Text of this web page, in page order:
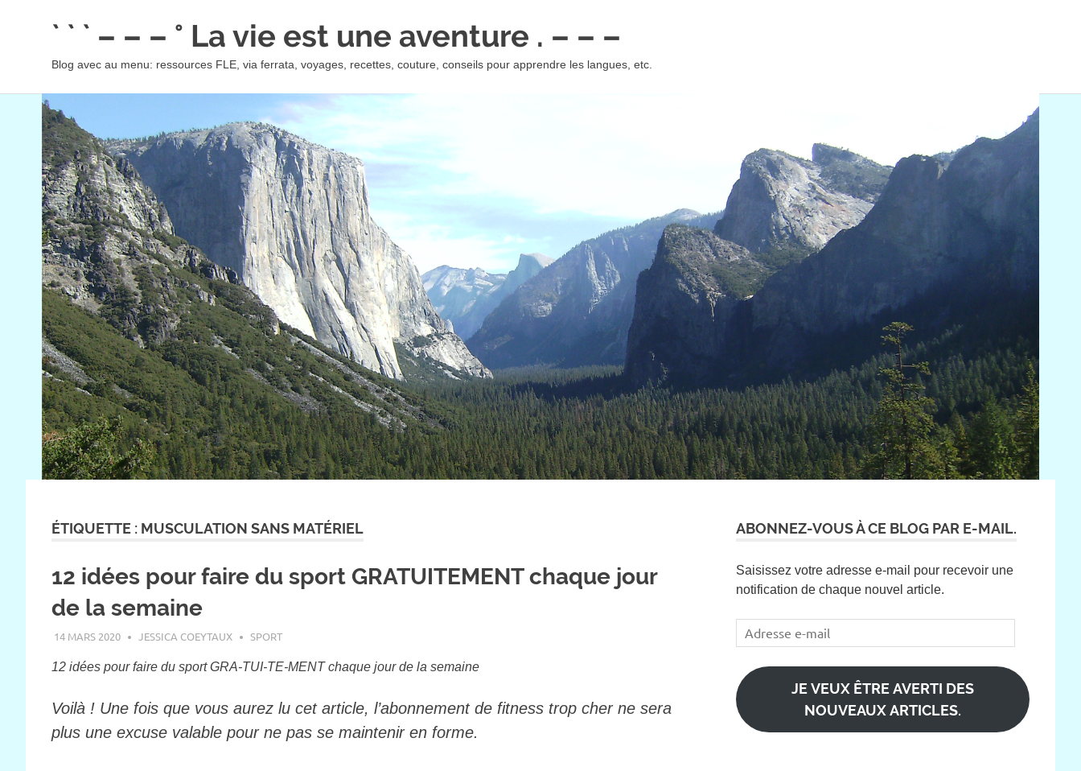
` ` ` – – – ° La vie est une aventure . – – –
Blog avec au menu: ressources FLE, via ferrata, voyages, recettes, couture, conseils pour apprendre les langues, etc.
ÉTIQUETTE : MUSCULATION SANS MATÉRIEL
12 idées pour faire du sport GRATUITEMENT chaque jour
de la semaine
14 MARS 2020 JESSICA COEYTAUX SPORT
12 idées pour faire du sport GRA-TUI-TE-MENT chaque jour de la semaine
Voilà ! Une fois que vous aurez lu cet article, l’abonnement de fitness trop cher ne sera
plus une excuse valable pour ne pas se maintenir en forme.
ABONNEZ-VOUS À CE BLOG PAR E-MAIL.
Saisissez votre adresse e-mail pour recevoir une
notification de chaque nouvel article.
Adresse
e-
mail
JE VEUX ÊTRE AVERTI DES
NOUVEAUX ARTICLES.